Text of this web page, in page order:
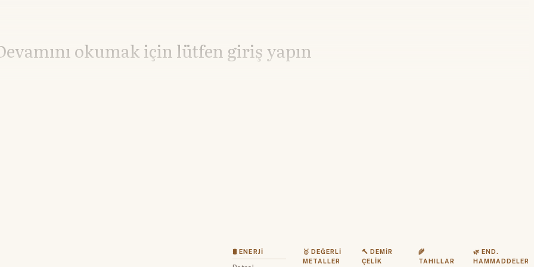
okumak için lütfen giriş yapın
🛢 ENERJI
🥇 DEĞERLI
METALLER
🔨 DEMIR
ÇELIK
🌾
TAHILLAR
🌿 END.
HAMMADDELER